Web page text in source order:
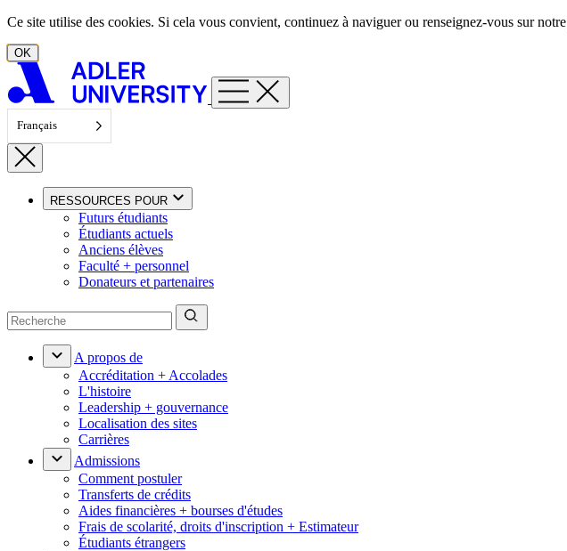
Aller au contenu
Ce site utilise des cookies. Si cela vous convient, continuez à naviguer ou renseignez-vous sur notre
OK
Français
RESSOURCES POUR
Futurs étudiants
Étudiants actuels
Anciens élèves
Faculté + personnel
Donateurs et partenaires
A propos de
Accréditation + Accolades
L'histoire
Leadership + gouvernance
Localisation des sites
Carrières
Admissions
Comment postuler
Transferts de crédits
Aides financières + bourses d'études
Frais de scolarité, droits d'inscription + Estimateur
Étudiants étrangers